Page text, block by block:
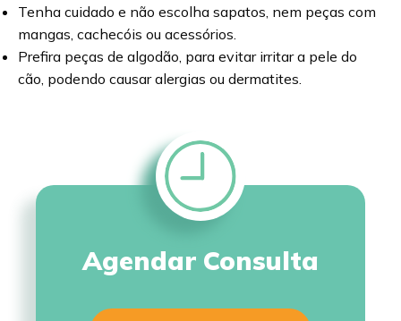
Tenha cuidado e não escolha sapatos, nem peças com
mangas, cachecóis ou acessórios.
Prefira peças de algodão, para evitar irritar a pele do
cão, podendo causar alergias ou dermatites.
Agendar Consulta